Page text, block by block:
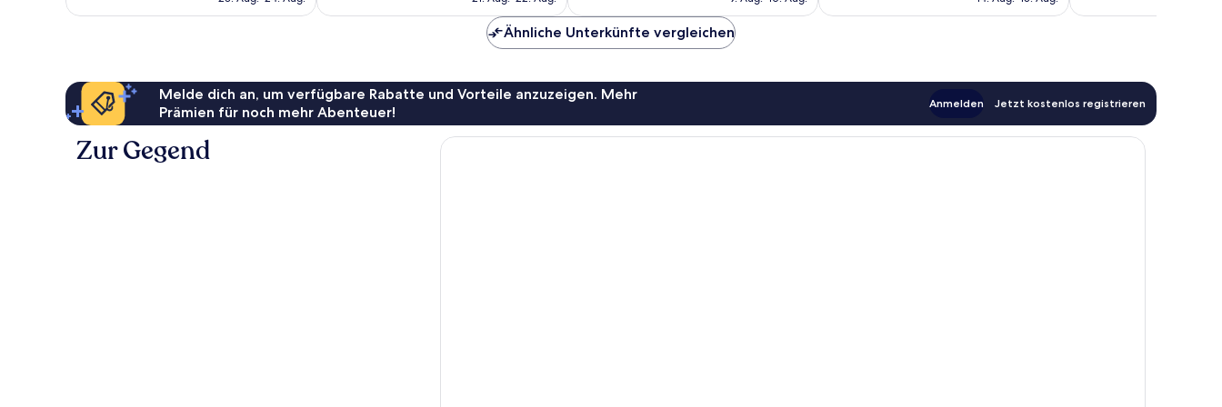
Bewertungen
Ähnliche Unterkünfte vergleichen
Melde dich an, um verfügbare Rabatte und Vorteile anzuzeigen. Mehr
Prämien für noch mehr Abenteuer!
Anmelden Jetzt kostenlos registrieren
Zur Gegend